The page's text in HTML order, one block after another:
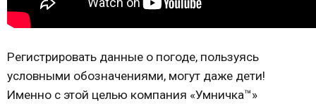
Регистрировать данные о погоде, пользуясь
условными обозначениями, могут даже дети!
Именно с этой целью компания «Умничка™»